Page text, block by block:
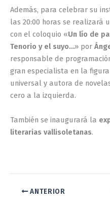
Además, para celebrar su
las 20:00 horas se realizará
con el coloquio «Un lío de
Tenorio y el suyo…» por
responsable de
gran especialista en la
universal y autora de
cero a la izquierda.
También se inaugurará la
literarias vallisoletanas.
ANTERIOR